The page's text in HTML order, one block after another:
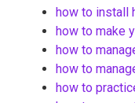
how to install
how to make
how to
how to
how to